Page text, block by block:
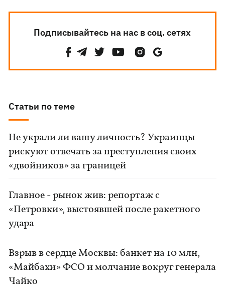
Подписывайтесь на нас в соц. сетях
Статьи по теме
Не украли ли вашу личность? Украинцы
рискуют отвечать за преступления своих
«двойников» за границей
Главное - рынок жив: репортаж с
«Петровки», выстоявшей после ракетного
удара
Взрыв в сердце Москвы: банкет на 10 млн,
«Майбахи» ФСО и молчание вокруг генерала